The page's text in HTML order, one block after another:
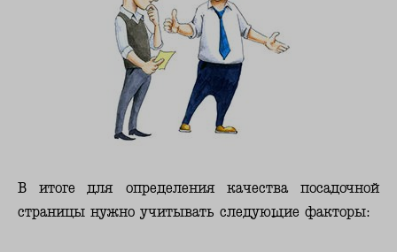
В итоге для определения качества посадочной
страницы нужно учитывать следующие факторы: